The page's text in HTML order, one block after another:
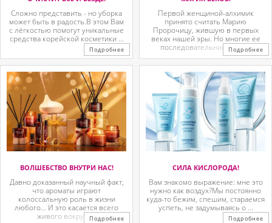
Сложно представить - но уборка
может быть в радость.В этом Вам
с лёгкостью помогут уникальные
средства корейской косметики ...
Подробнее
Первой женщиной-алхимик
принято считать Марию
Пророчицу, жившую в первых
веках нашей эры. Но многие ее
последовательницы так ...
Подробнее
ВОЛШЕБСТВО ВНУТРИ НАС!
Давно доказанный научный факт,
что ароматы играют
колоссальную роль в жизни
любого… И это касается всего
живого вокруг. ...Подробнее
СИЛА КИСЛОРОДА!
Вам знакомо выражение: мне это
нужно как воздух?Мы постоянно
куда-то бежим, спешим, стараемся
успеть, не задумываясь о ...
Подробнее